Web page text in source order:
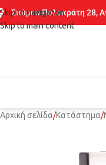
Skip to navigation
Skip to main content
Σπύρου Πολυκράτη 28,
Αρχική σελίδα Κατάστημα